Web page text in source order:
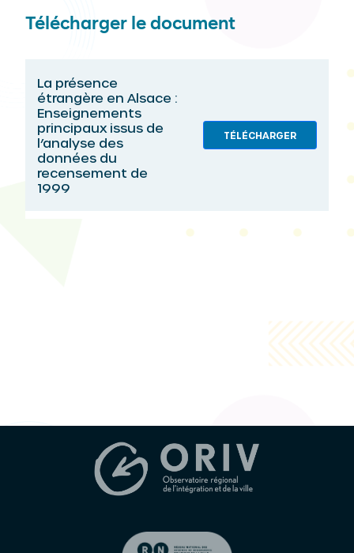
Télécharger le document
La présence
étrangère en Alsace :
Enseignements
principaux issus de
l’analyse des
données du
recensement de
1999
TÉLÉCHARGER